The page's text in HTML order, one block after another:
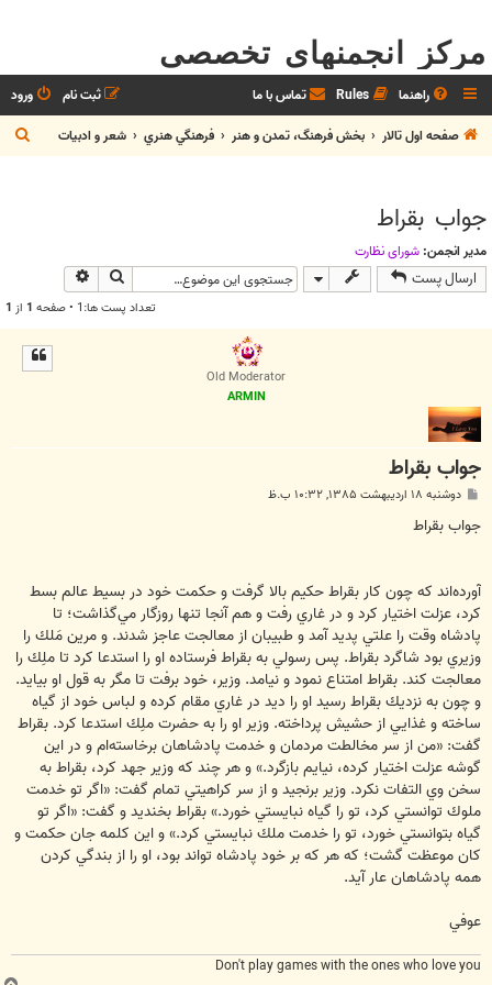
مرکز انجمنهای تخصصی
راهنما Rules تماس با ما ورود
ثبت نام
صفحه اول تالار
بخش فرهنگ، تمدن و هنر فرهنگي هنري شعر و ادبيات
س
جواب بقراط
مدیر انجمن: شوراي نظارت
ارسال پست جستجو
تعداد پست ها:1 • صفحه 1 از 1
Old Moderator
ARMIN
جواب بقراط
ت
دوشنبه ۱۸ اردیبهشت ۱۳۸۵, ۱۰:۳۲ ب.ظ
جواب بقراط
آورده‌اند كه چون كار بقراط حكيم بالا گرفت و حكمت خود در بسيط عالم بسط
كرد، عزلت اختيار كرد و در غاري رفت و هم آنجا تنها روزگار مي‌گذاشت؛ تا
پادشاه وقت را علتي پديد آمد و طبيبان از معالجت عاجز شدند. و مرين مَلك را
وزيري بود شاگرد بقراط. پس رسولي به بقراط فرستاده او را استدعا كرد تا ملِك را
معالجت كند. بقراط امتناع نمود و نيامد. وزير، خود برفت تا مگر به قول او بيايد.
و چون به نزديك بقراط رسيد او را ديد در غاري مقام كرده و لباس خود از گياه
ساخته و غذايي از حشيش پرداخته. وزير او را به حضرت ملِك استدعا كرد. بقراط
گفت: «من از سر مخالطت مردمان و خدمت پادشاهان برخاسته‌ام و در اين
گوشه عزلت اختيار كرده، نيايم بازگرد.» و هر چند كه وزير جهد كرد، بقراط به
سخن وي التفات نكرد. وزير برنجيد و از سر كراهيتي تمام گفت: «اگر تو خدمت
ملوك توانستي كرد، تو را گياه نبايستي خورد.» بقراط بخنديد و گفت: «اگر تو
گياه بتوانستي خورد، تو را خدمت ملك نبايستي كرد.» و اين كلمه جان حكمت و
كان موعظت گشت؛ كه هر كه بر خود پادشاه تواند بود، او را از بندگي كردن
همه پادشاهان عار آيد.
عوفي
Don't play games with the ones who love you